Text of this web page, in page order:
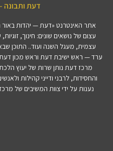
דעת ותבונה
אתר האינטרנט «דעת — יהדות
עצום של נושאים שונים: חינוך,
עצמית, מעגל השנה ועוד.. התוכן
ערד — ראש ישיבת דעת וראש מכון דעת
מרכז דעת נותן שרות של יעוץ
והחסידות, לרבני ודייני קהילות
נענות על ידי צוות המשיבים של